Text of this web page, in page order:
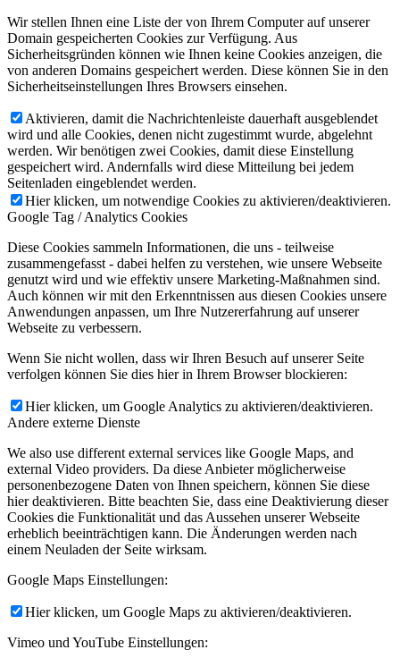
Wir stellen Ihnen eine Liste der von Ihrem Computer auf unserer
Domain gespeicherten Cookies zur Verfügung. Aus
Sicherheitsgründen können wie Ihnen keine Cookies anzeigen, die
von anderen Domains gespeichert werden. Diese können Sie in den
Sicherheitseinstellungen Ihres Browsers einsehen.
Aktivieren, damit die Nachrichtenleiste dauerhaft ausgeblendet
wird und alle Cookies, denen nicht zugestimmt wurde, abgelehnt
werden. Wir benötigen zwei Cookies, damit diese Einstellung
gespeichert wird. Andernfalls wird diese Mitteilung bei jedem
Seitenladen eingeblendet werden.
Hier klicken, um notwendige Cookies zu aktivieren/deaktivieren.
Google Tag / Analytics Cookies
Diese Cookies sammeln Informationen, die uns - teilweise
zusammengefasst - dabei helfen zu verstehen, wie unsere Webseite
genutzt wird und wie effektiv unsere Marketing-Maßnahmen sind.
Auch können wir mit den Erkenntnissen aus diesen Cookies unsere
Anwendungen anpassen, um Ihre Nutzererfahrung auf unserer
Webseite zu verbessern.
Wenn Sie nicht wollen, dass wir Ihren Besuch auf unserer Seite
verfolgen können Sie dies hier in Ihrem Browser blockieren:
Hier klicken, um Google Analytics zu aktivieren/deaktivieren.
Andere externe Dienste
We also use different external services like Google Maps, and
external Video providers. Da diese Anbieter möglicherweise
personenbezogene Daten von Ihnen speichern, können Sie diese
hier deaktivieren. Bitte beachten Sie, dass eine Deaktivierung dieser
Cookies die Funktionalität und das Aussehen unserer Webseite
erheblich beeinträchtigen kann. Die Änderungen werden nach
einem Neuladen der Seite wirksam.
Google Maps Einstellungen:
Hier klicken, um Google Maps zu aktivieren/deaktivieren.
Vimeo und YouTube Einstellungen: